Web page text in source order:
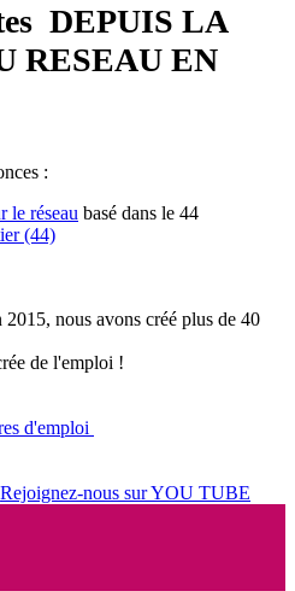
DEPUIS LA
RESEAU EN
:
le réseau basé dans le 44
(44)
nous avons créé plus de 40
de l'emploi !
d'emploi
Rejoignez-nous sur YOU TUBE